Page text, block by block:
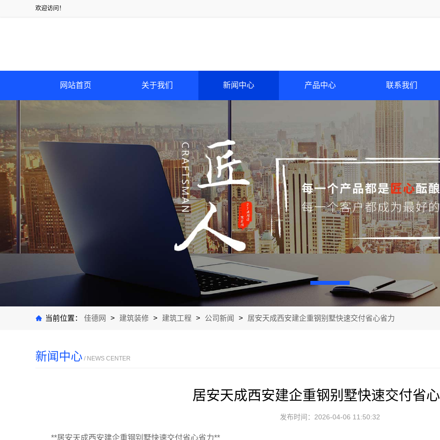
欢迎访问！
网站首页 关于我们 新闻中心 产品中心 联系我们
当前位置： 佳德网 > 建筑装修 > 建筑工程 > 公司新闻 > 居安天成西安建企重钢别墅快速交付省心省力
新闻中心 / NEWS CENTER
居安天成西安建企重钢别墅快速交付省
发布时间：2026-04-06 11:50:32
**居安天成西安建企重钢别墅快速交付省心省力**